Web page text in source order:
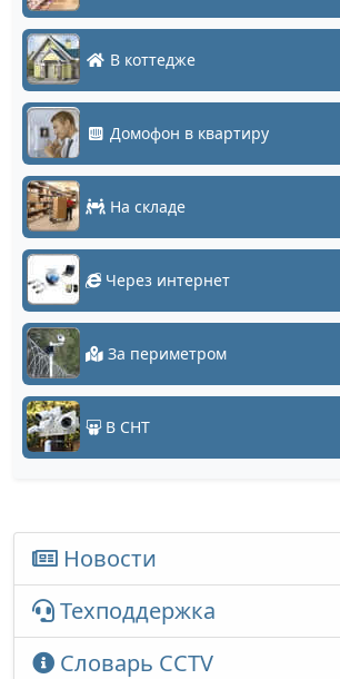
В коттедже
Домофон в квартиру
На складе
Через интернет
За периметром
В СНТ
Новости
Техподдержка
Словарь CCTV